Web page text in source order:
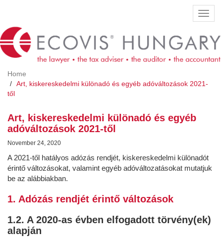
content
Home
Art, kiskereskedelmi különadó és egyéb adóváltozások 2021-
től
Art, kiskereskedelmi különadó és egyéb
adóváltozások 2021-től
November 24, 2020
A 2021-től hatályos adózás rendjét, kiskereskedelmi különadót
érintő változásokat, valamint egyéb adóváltozatásokat mutatjuk
be az alábbiakban.
1. Adózás rendjét érintő változások
1.2. A 2020-as évben elfogadott törvény(ek)
alapján